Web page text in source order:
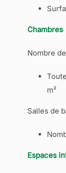
Chambres
Nombre
m²
Salles de
Espaces